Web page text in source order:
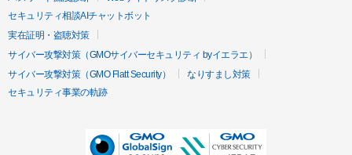
セキュリティ相談AIチャットボット
実在証明・盗聴対策
サイバー攻撃対策（GMOサイバーセキュリティ byイエラエ）
サイバー攻撃対策（GMO Flatt Security）
なりすまし対策
セキュリティ事業の軌跡